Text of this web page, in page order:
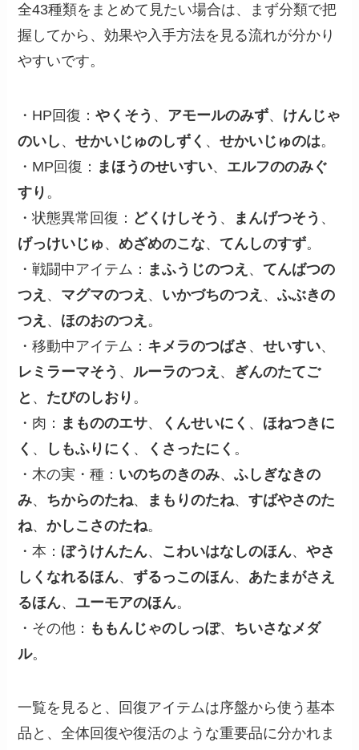
全43種類をまとめて見たい場合は、まず分類で把
握してから、効果や入手方法を見る流れが分かり
やすいです。
・HP回復：やくそう 、 アモールのみず、 けんじゃ
のいし 、せかいじゅのしずく 、せかいじゅのは。
・MP回復： まほうのせいすい、 エルフののみぐ
すり 。
・状態異常回復： どくけしそう 、 まんげつそう 、
げっけいじゅ、めざめのこな、てんしのすず。
・戦闘中アイテム： まふうじのつえ 、てんばつの
つえ 、 マグマのつえ 、 いかづちのつえ 、ふぶきの
つえ 、 ほのおのつえ 。
・移動中アイテム： キメラのつばさ 、せいすい、
レミラーマそう 、 ルーラのつえ 、 ぎんのたてご
と 、 たびのしおり 。
・肉： まもののエサ、 くんせいにく 、 ほねつきに
く 、 しもふりにく 、 くさったにく 。
・木の実・種： いのちのきのみ、ふしぎなきの
み、 ちからのたね、 まもりのたね、すばやさのた
ね、かしこさのたね。
・本：ぼうけんたん、 こわいはなしのほん、やさ
しくなれるほん、ずるっこのほん、 あたまがさえ
るほん、ユーモアのほん。
・その他： ももんじゃのしっぽ、 ちいさなメダ
ル。
一覧を見ると、回復アイテムは序盤から使う基本
品と、全体回復や復活のような重要品に分かれま